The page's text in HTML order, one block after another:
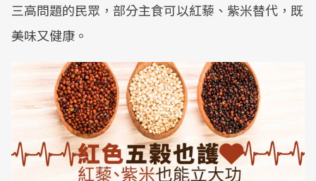
三高問題的民眾，部分主食可以紅藜、紫米替代，既
美味又健康。